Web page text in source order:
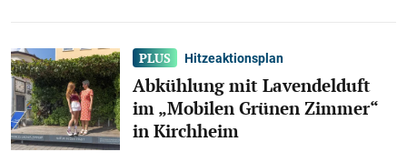
Hitzeaktionsplan
Abkühlung mit Lavendelduft
im „Mobilen Grünen Zimmer“
in Kirchheim